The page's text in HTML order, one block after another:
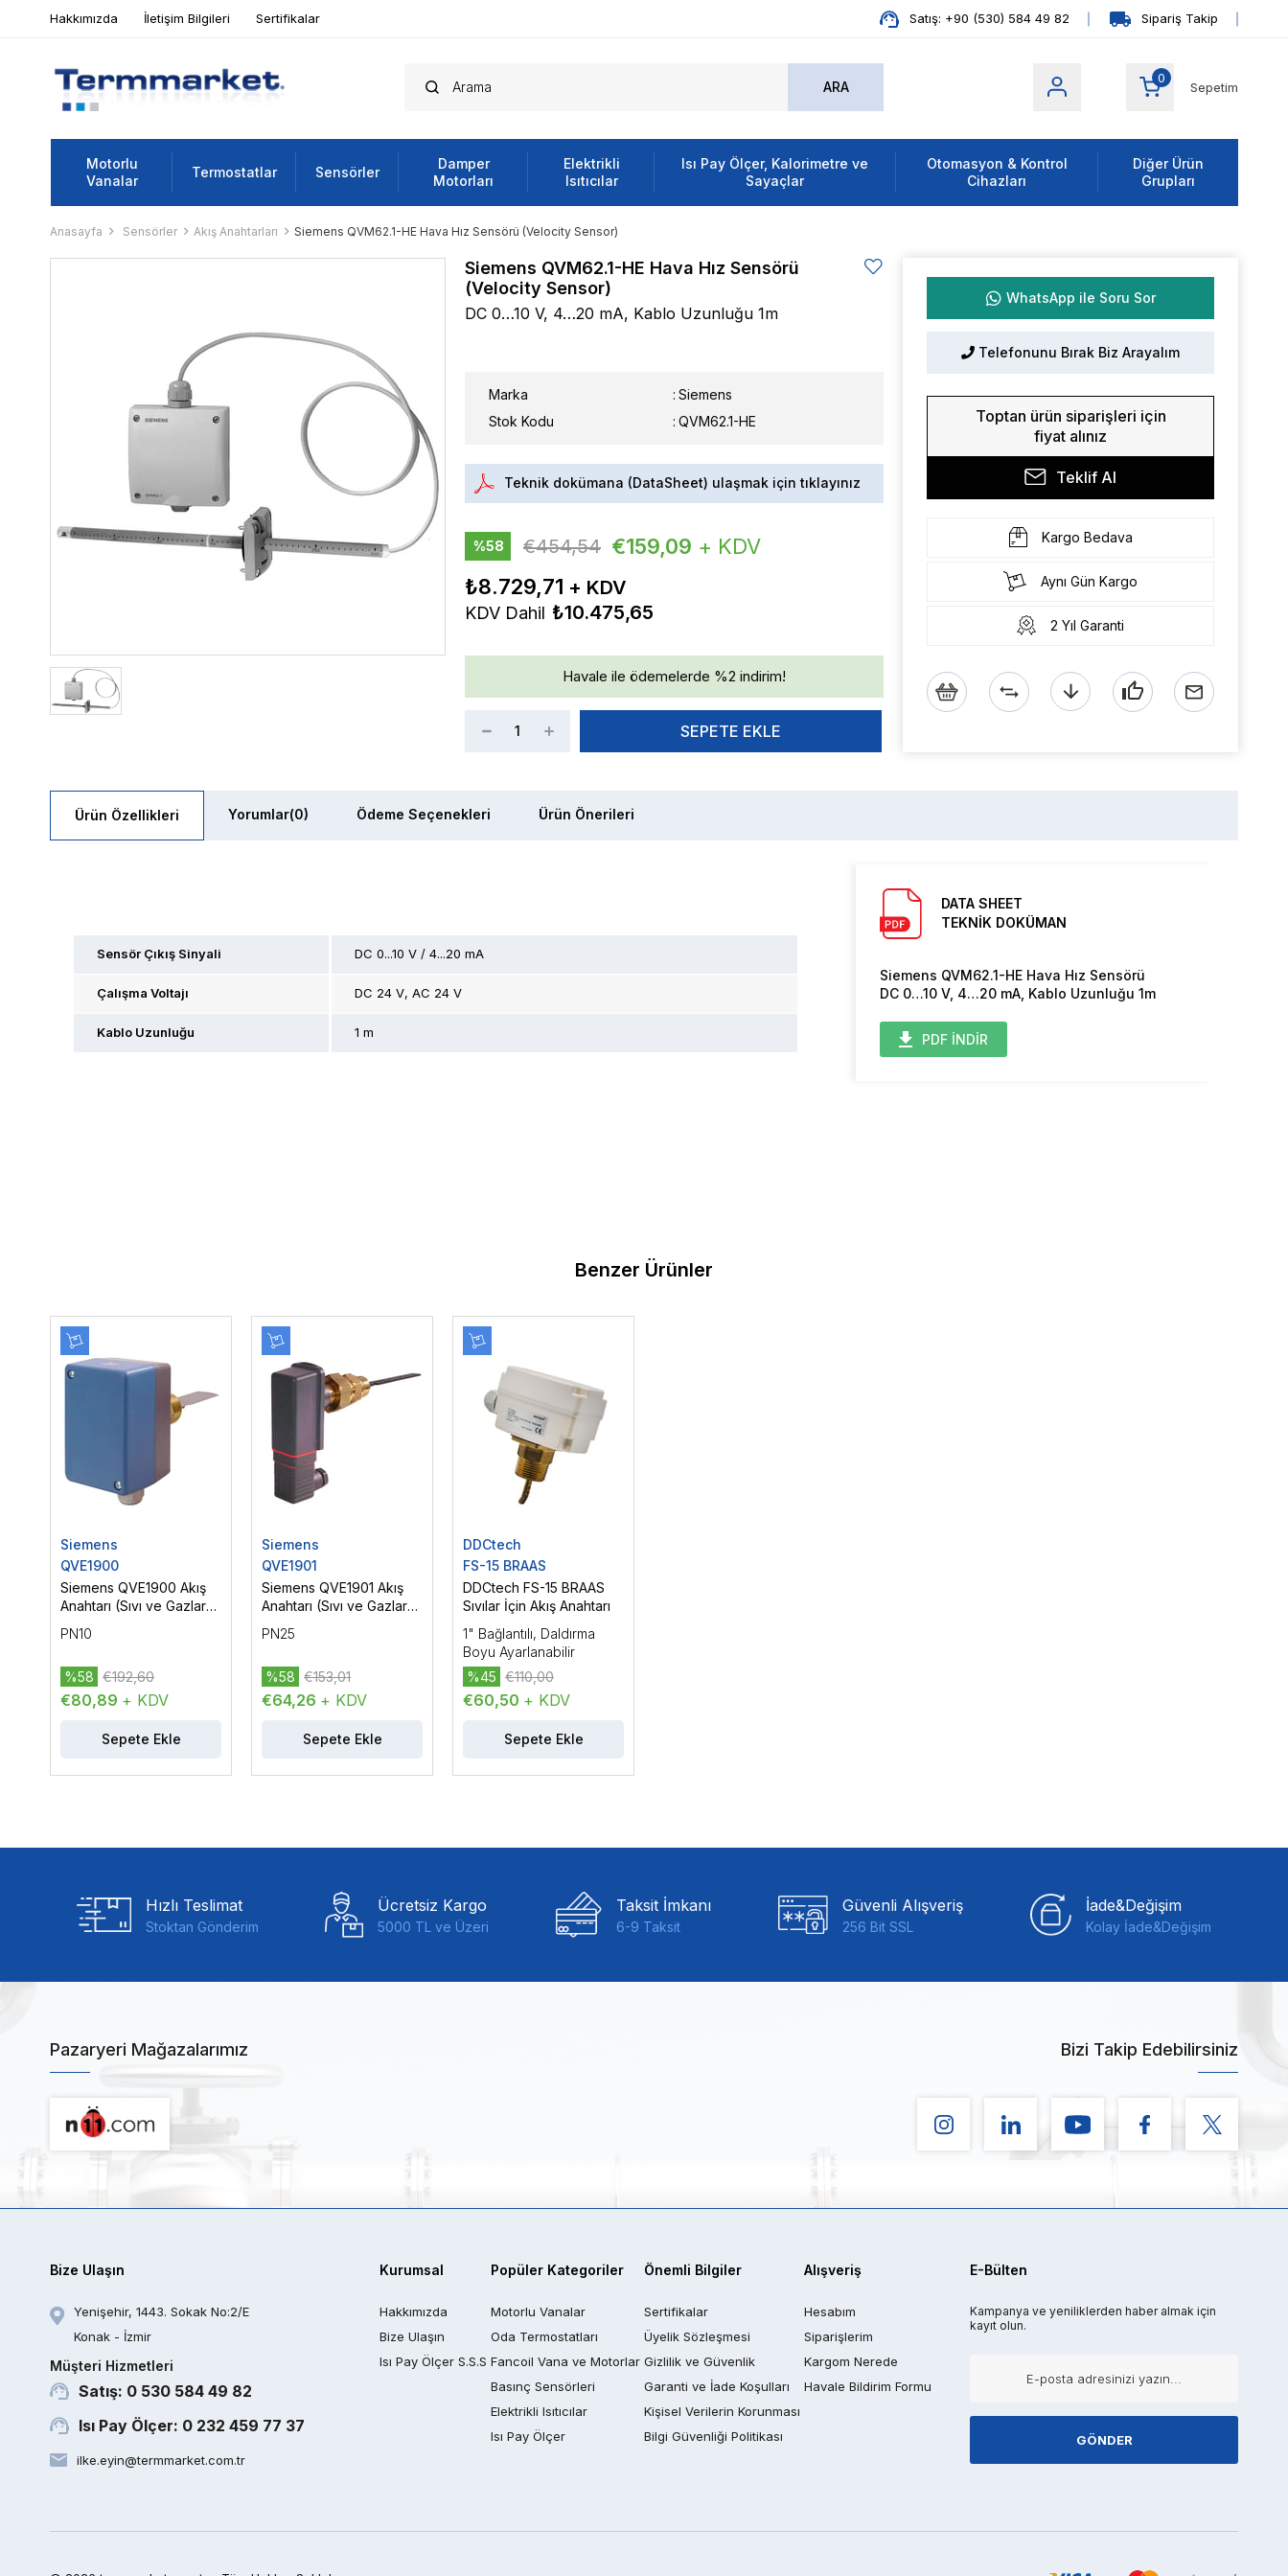
Hakkımızda İletişim Bilgileri Sertifikalar Satış: +90 (530) 584 49 82 Sipariş Takip
Sepetim
0
Motorlu
Vanalar
Termostatlar Sensörler
Damper
Motorları
Elektrikli
Isıtıcılar
Isı Pay Ölçer, Kalorimetre ve
Sayaçlar
Otomasyon & Kontrol
Cihazları
Diğer Ürün
Grupları
Anasayfa Sensörler Akış Anahtarları Siemens QVM62.1-HE Hava Hız Sensörü (Velocity Sensor)
Siemens QVM62.1-HE Hava Hız Sensörü
(Velocity Sensor)
DC 0…10 V, 4…20 mA, Kablo Uzunluğu 1m
Marka : Siemens
Stok Kodu
QVM62.1-HE
Teknik dokümana (DataSheet) ulaşmak için tıklayınız
%58
€454,54 €159,09 + KDV
₺8.729,71
KDV Dahil ₺10.475,65
Havale ile ödemelerde %2 indirim!
WhatsApp ile Soru Sor
Telefonunu Bırak Biz Arayalım
Toptan ürün siparişleri için
fiyat alınız
Teklif Al
Kargo Bedava
Aynı Gün Kargo
2 Yıl Garanti
Ürün Özellikleri Yorumlar(0) Ödeme Seçenekleri Ürün Önerileri
DATA SHEET
TEKNİK DOKÜMAN
Siemens QVM62.1-HE Hava Hız Sensörü
DC 0…10 V, 4…20 mA, Kablo Uzunluğu 1m
PDF İNDİR
Sensör Çıkış Sinyali DC 0...10 V / 4...20 mA
Çalışma Voltajı DC 24 V AC 24 V
Kablo Uzunluğu 1 m
Benzer Ürünler
Siemens
QVE1900
Siemens QVE1900 Akış
Anahtarı (Sıvı ve Gazlar
PN10
€80,89 + KDV
%58 €192,60
Sepete Ekle
Siemens
QVE1901
Siemens QVE1901 Akış
Anahtarı (Sıvı ve Gazlar
PN25
€64,26 + KDV
%58 €153,01
Sepete Ekle
DDCtech
FS-15 BRAAS
DDCtech FS-15 BRAAS
Sıvılar İçin Akış Anahtarı
1" Bağlantılı, Daldırma
Boyu Ayarlanabilir
€60,50 + KDV
%45 €110,00
Sepete Ekle
Hızlı Teslimat
Stoktan Gönderim
Ücretsiz Kargo
5000 TL ve Üzeri
Taksit İmkanı
6-9 Taksit
Güvenli Alışveriş
256 Bit SSL
İade&Değişim
Kolay İade&Değişim
Pazaryeri Mağazalarımız Bizi Takip Edebilirsiniz
Bize Ulaşın
Yenişehir, 1443. Sokak No:2/E
Konak - İzmir
Müşteri Hizmetleri
Satış: 0 530 584 49 82
Isı Pay Ölçer: 0 232 459 77 37
ilke.eyin@termmarket.com.tr
Kurumsal
Hakkımızda
Bize Ulaşın
Isı Pay Ölçer S.S.S
Popüler Kategoriler
Motorlu Vanalar
Oda Termostatları
Fancoil Vana ve Motorlar
Basınç Sensörleri
Elektrikli Isıtıcılar
Isı Pay Ölçer
Önemli Bilgiler
Sertifikalar
Üyelik Sözleşmesi
Gizlilik ve Güvenlik
Garanti ve İade Koşulları
Kişisel Verilerin Korunması
Bilgi Güvenliği Politikası
Alışveriş
Hesabım
Siparişlerim
Kargom Nerede
Havale Bildirim Formu
E-Bülten
Kampanya ve yeniliklerden haber almak için
kayıt olun.
GÖNDER